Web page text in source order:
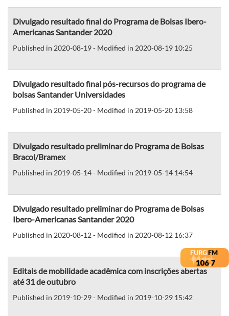
Divulgado resultado final do Programa de Bolsas Ibero-
Americanas Santander 2020
Published in 2020-08-19 - Modified in 2020-08-19 10:25
Divulgado resultado final pós-recursos do programa de
bolsas Santander Universidades
Published in 2019-05-20 - Modified in 2019-05-20 13:58
Divulgado resultado preliminar do Programa de Bolsas
Bracol/Bramex
Published in 2019-05-14 - Modified in 2019-05-14 14:54
Divulgado resultado preliminar do Programa de Bolsas
Ibero-Americanas Santander 2020
Published in 2020-08-12 - Modified in 2020-08-12 16:37
Editais de mobilidade acadêmica com inscrições abertas
até 31 de outubro
Published in 2019-10-29 - Modified in 2019-10-29 15:42